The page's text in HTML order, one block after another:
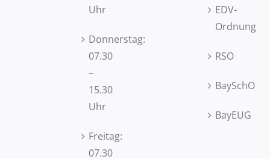
Uhr
Donnerstag:
07.30
–
15.30
Uhr
Freitag:
07.30
EDV-
Ordnung
RSO
BaySchO
BayEUG